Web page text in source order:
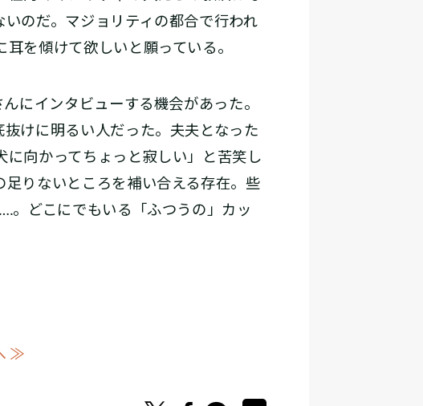
のだ。マジョリティの都合で行われ
を傾けて欲しいと願っている。
にインタビューする機会があった。
けに明るい人だった。夫夫となった
向かってちょっと寂しい」と苦笑し
りないところを補い合える存在。些
。どこにでもいる「ふつうの」カッ
≫